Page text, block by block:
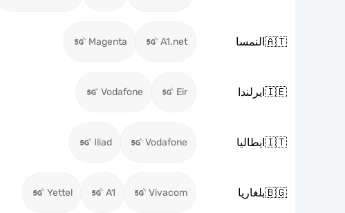
🇦🇹النمسا A1.net
Magenta
🇮🇪ايرلندا Eir
Vodafone
🇮🇹ايطاليا Vodafone
Iliad
🇧🇬بلغاريا Vivacom
A1
Yettel